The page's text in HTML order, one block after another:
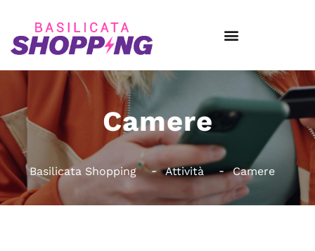
Camere
Basilicata Shopping Attività Camere